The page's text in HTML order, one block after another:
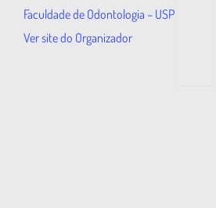
Faculdade de Odontologia – USP
Ver site do Organizador